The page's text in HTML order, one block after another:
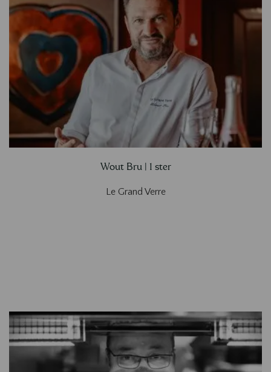
Wout Bru | 1 ster
Le Grand Verre
présents